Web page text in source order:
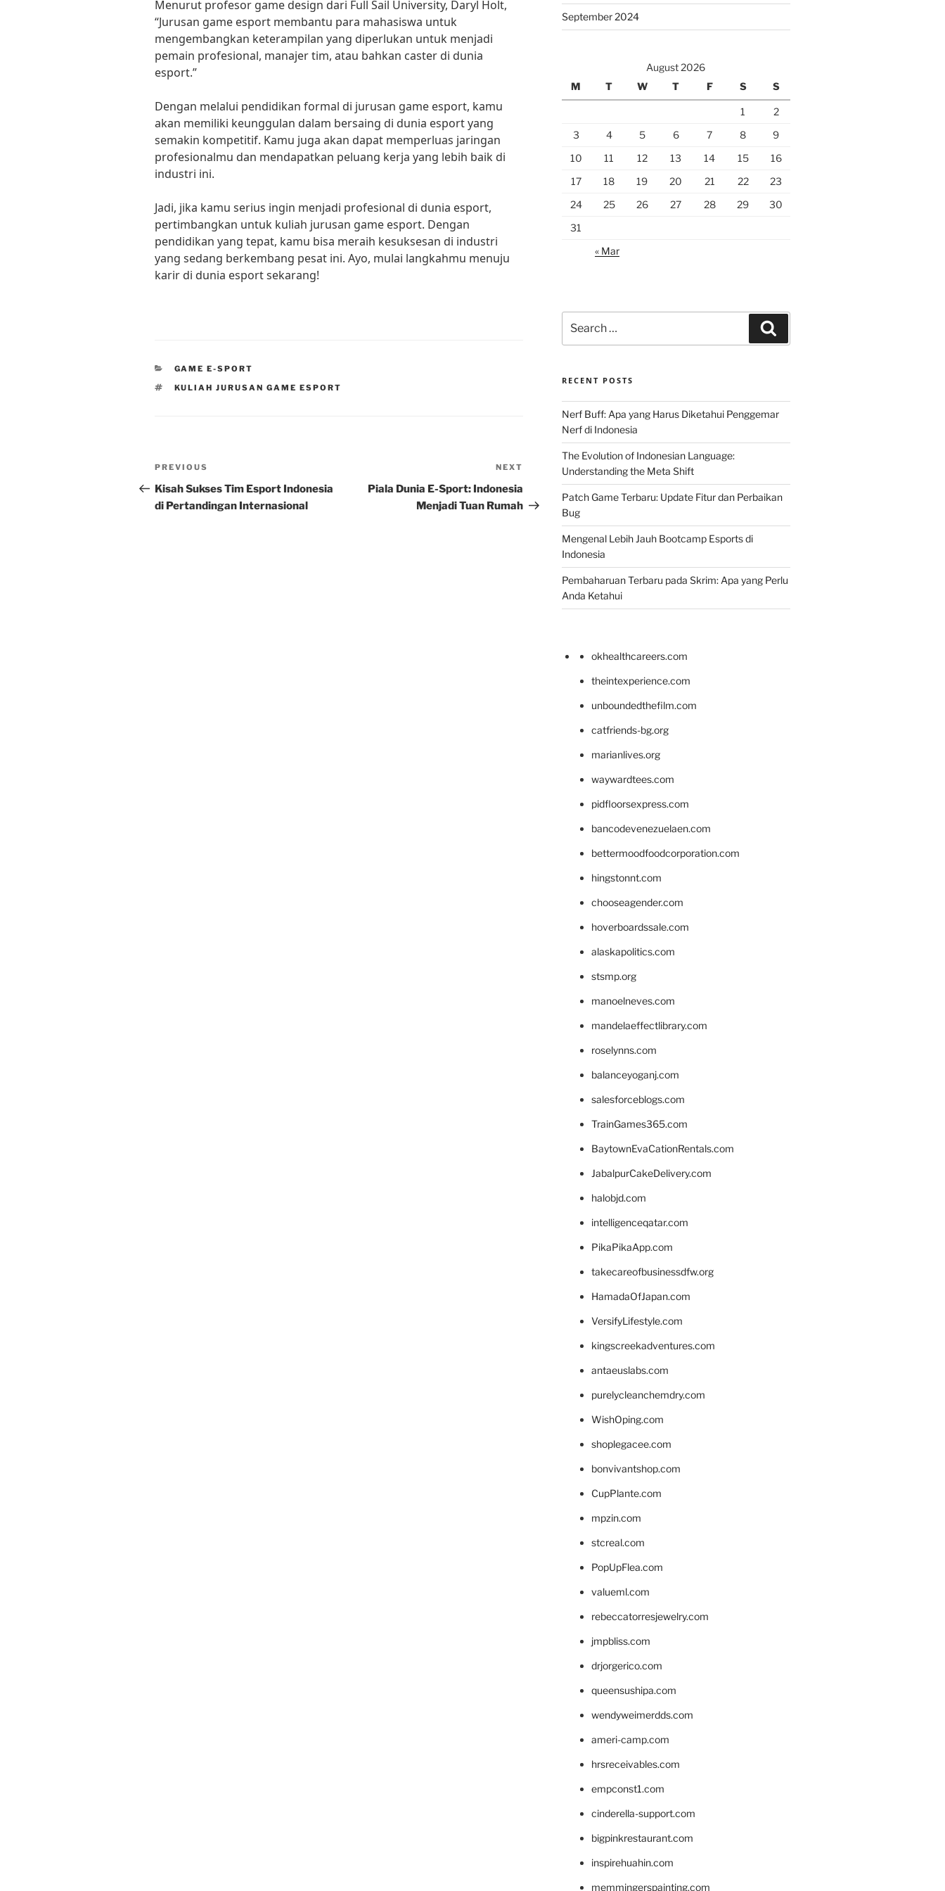
Menurut profesor game design dari Full Sail University, Daryl Holt,
“Jurusan game esport membantu para mahasiswa untuk
mengembangkan keterampilan yang diperlukan untuk menjadi
pemain profesional, manajer tim, atau bahkan caster di dunia
esport.”
Dengan melalui pendidikan formal di jurusan game esport, kamu
akan memiliki keunggulan dalam bersaing di dunia esport yang
semakin kompetitif. Kamu juga akan dapat memperluas jaringan
profesionalmu dan mendapatkan peluang kerja yang lebih baik di
industri ini.
Jadi, jika kamu serius ingin menjadi profesional di dunia esport,
pertimbangkan untuk kuliah jurusan game esport. Dengan
pendidikan yang tepat, kamu bisa meraih kesuksesan di industri
yang sedang berkembang pesat ini. Ayo, mulai langkahmu menuju
karir di dunia esport sekarang!
CATEGORIES
GAME E-SPORT
TAGS
KULIAH JURUSAN GAME ESPORT
Post
navigation
Previous
Post
PREVIOUS
Kisah Sukses Tim Esport Indonesia
di Pertandingan Internasional
NEXT
Piala Dunia E-Sport: Indonesia
Menjadi Tuan Rumah
September 2024
August 2026
M
T W T F S S
1
2
3
4 5 6 7 8
9
10
11 12 13 14 15
16
17
18 19 20 21 22
23
24
25 26 27 28 29
30
31
« Mar
for:
RECENT POSTS
Nerf Buff: Apa yang Harus Diketahui Penggemar
Nerf di Indonesia
The Evolution of Indonesian Language:
Understanding the Meta Shift
Patch Game Terbaru: Update Fitur dan Perbaikan
Bug
Mengenal Lebih Jauh Bootcamp Esports di
Indonesia
Pembaharuan Terbaru pada Skrim: Apa yang Perlu
Anda Ketahui
okhealthcareers.com
theintexperience.com
unboundedthefilm.com
catfriends-bg.org
marianlives.org
waywardtees.com
pidfloorsexpress.com
bancodevenezuelaen.com
bettermoodfoodcorporation.com
hingstonnt.com
chooseagender.com
hoverboardssale.com
alaskapolitics.com
stsmp.org
manoelneves.com
mandelaeffectlibrary.com
roselynns.com
balanceyoganj.com
salesforceblogs.com
TrainGames365.com
BaytownEvaCationRentals.com
JabalpurCakeDelivery.com
halobjd.com
intelligenceqatar.com
PikaPikaApp.com
takecareofbusinessdfw.org
HamadaOfJapan.com
VersifyLifestyle.com
kingscreekadventures.com
antaeuslabs.com
purelycleanchemdry.com
WishOping.com
shoplegacee.com
bonvivantshop.com
CupPlante.com
mpzin.com
stcreal.com
PopUpFlea.com
valueml.com
rebeccatorresjewelry.com
jmpbliss.com
drjorgerico.com
queensushipa.com
wendyweimerdds.com
ameri-camp.com
hrsreceivables.com
empconst1.com
cinderella-support.com
bigpinkrestaurant.com
inspirehuahin.com
memmingerspainting.com